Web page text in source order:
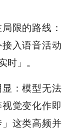
限的路线：
入语音活动
」。
：模型无法
觉变化作即
这类高频并